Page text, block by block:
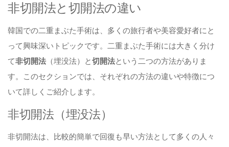
非切開法と切開法の違い
韓国での二重まぶた手術は、多くの旅行者や美容愛好者にと
って興味深いトピックです。二重まぶた手術には大きく分け
て非切開法 （埋没法）と切開法という二つの方法がありま
す。このセクションでは、それぞれの方法の違いや特徴につ
いて詳しくご紹介します。
非切開法（埋没法）
非切開法は、比較的簡単で回復も早い方法として多くの人々